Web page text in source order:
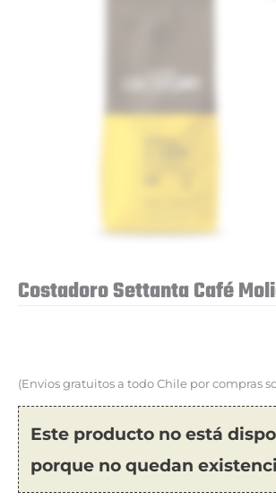
Costadoro Settanta Café
(Envios gratuitos a todo Chile por compras
Este producto no está
porque no quedan